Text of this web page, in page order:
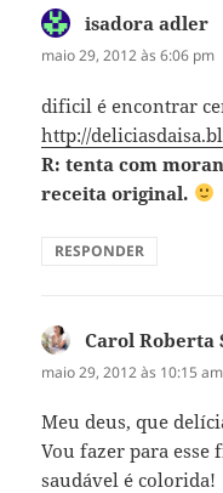
isadora adler
maio 29, 2012 às 6:06 pm
dificil é encontrar
http://
R: tenta com
receita original.
RESPONDER
Carol Roberta
maio 29, 2012 às 10:15 am
Meu deus, que
Vou fazer para esse
saudável é colorida!